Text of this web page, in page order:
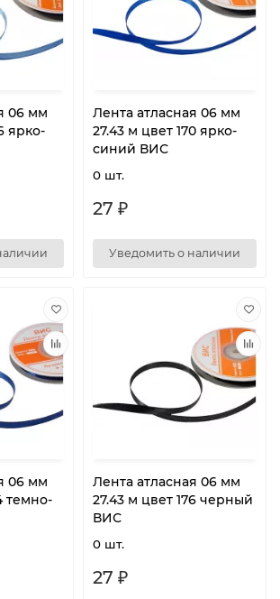
06 мм
ярко-
Лента атласная 06 мм
27.43 м цвет 170 ярко-
синий ВИС
0 шт.
27 ₽
Уведомить о наличии
06 мм
темно-
Лента атласная 06 мм
27.43 м цвет 176 черный
ВИС
0 шт.
27 ₽